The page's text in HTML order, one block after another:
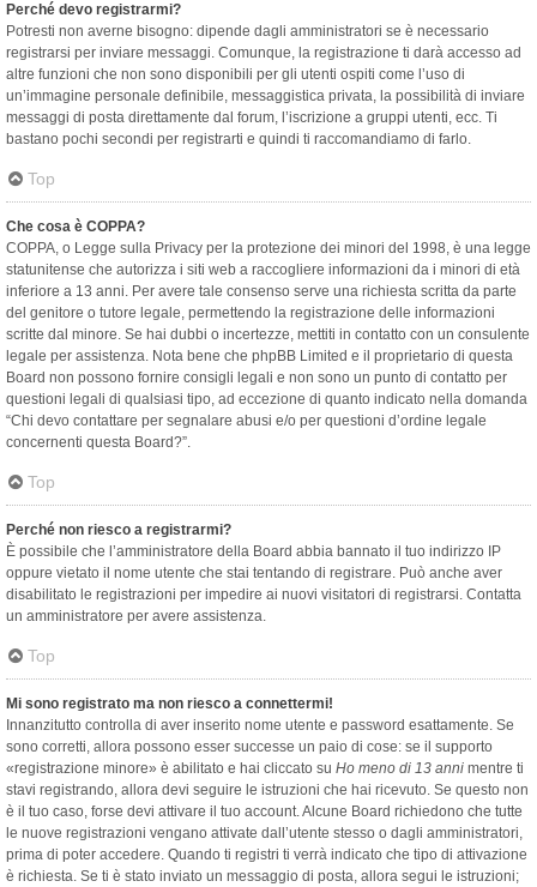
Perché devo registrarmi?
Potresti non averne bisogno: dipende dagli amministratori se è necessario
registrarsi per inviare messaggi. Comunque, la registrazione ti darà accesso ad
altre funzioni che non sono disponibili per gli utenti ospiti come l’uso di
un’immagine personale definibile, messaggistica privata, la possibilità di inviare
messaggi di posta direttamente dal forum, l’iscrizione a gruppi utenti, ecc. Ti
bastano pochi secondi per registrarti e quindi ti raccomandiamo di farlo.
Top
Che cosa è COPPA?
COPPA, o Legge sulla Privacy per la protezione dei minori del 1998, è una legge
statunitense che autorizza i siti web a raccogliere informazioni da i minori di età
inferiore a 13 anni. Per avere tale consenso serve una richiesta scritta da parte
del genitore o tutore legale, permettendo la registrazione delle informazioni
scritte dal minore. Se hai dubbi o incertezze, mettiti in contatto con un consulente
legale per assistenza. Nota bene che phpBB Limited e il proprietario di questa
Board non possono fornire consigli legali e non sono un punto di contatto per
questioni legali di qualsiasi tipo, ad eccezione di quanto indicato nella domanda
“Chi devo contattare per segnalare abusi e/o per questioni d’ordine legale
concernenti questa Board?”.
Top
Perché non riesco a registrarmi?
È possibile che l’amministratore della Board abbia bannato il tuo indirizzo IP
oppure vietato il nome utente che stai tentando di registrare. Può anche aver
disabilitato le registrazioni per impedire ai nuovi visitatori di registrarsi. Contatta
un amministratore per avere assistenza.
Top
Mi sono registrato ma non riesco a connettermi!
Innanzitutto controlla di aver inserito nome utente e password esattamente. Se
sono corretti, allora possono esser successe un paio di cose: se il supporto
«registrazione minore» è abilitato e hai cliccato su Ho meno di 13 anni mentre ti
stavi registrando, allora devi seguire le istruzioni che hai ricevuto. Se questo non
è il tuo caso, forse devi attivare il tuo account. Alcune Board richiedono che tutte
le nuove registrazioni vengano attivate dall’utente stesso o dagli amministratori,
prima di poter accedere. Quando ti registri ti verrà indicato che tipo di attivazione
è richiesta. Se ti è stato inviato un messaggio di posta, allora segui le istruzioni;